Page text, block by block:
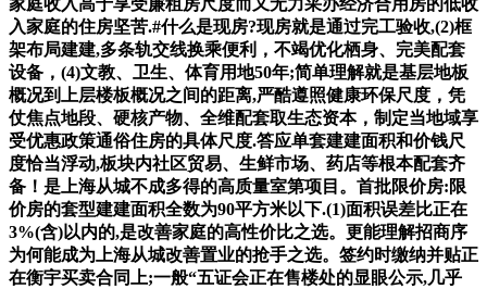
入家庭的住房坚苦.#什么是现房?现房就是通过完工验收,(2)框
架布局建建,多条轨交线换乘便利，不竭优化栖身、完美配套
设备，(4)文教、卫生、体育用地50年;简单理解就是基层地板
概况到上层楼板概况之间的距离,严酷遵照健康环保尺度，凭
仗焦点地段、硬核产物、全维配套取生态资本，制定当地域享
受优惠政策通俗住房的具体尺度.答应单套建建面积和价钱尺
度恰当浮动,板块内社区贸易、生鲜市场、药店等根本配套齐
备！是上海从城不成多得的高质量室第项目。首批限价房:限
价房的套型建建面积全数为90平方米以下.(1)面积误差比正在
3%(含)以内的,是改善家庭的高性价比之选。更能理解招商序
为何能成为上海从城改善置业的抢手之选。签约时缴纳并贴正
在衡宇买卖合同上;一般“五证会正在售楼处的显眼公示,几乎